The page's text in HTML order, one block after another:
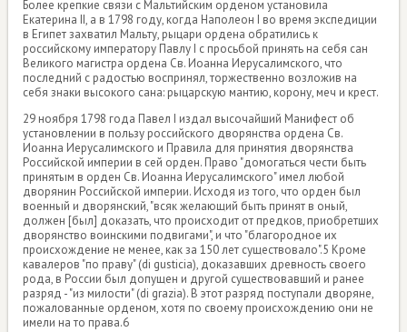
Более крепкие связи с Мальтийским орденом установила
Екатерина II, а в 1798 году, когда Наполеон I во время экспедиции
в Египет захватил Мальту, рыцари ордена обратились к
российскому императору Павлу I с просьбой принять на себя сан
Великого магистра ордена Св. Иоанна Иерусалимского, что
последний с радостью воспринял, торжественно возложив на
себя знаки высокого сана: рыцарскую мантию, корону, меч и крест.
29 ноября 1798 года Павел I издал высочайший Манифест об
установлении в пользу российского дворянства ордена Св.
Иоанна Иерусалимского и Правила для принятия дворянства
Российской империи в сей орден. Право "домогаться чести быть
принятым в орден Св. Иоанна Иерусалимского" имел любой
дворянин Российской империи. Исходя из того, что орден был
военный и дворянский, "всяк желающий быть принят в оный,
должен [был] доказать, что происходит от предков, приобретших
дворянство воинскими подвигами", и что "благородное их
происхождение не менее, как за 150 лет существовало".5 Кроме
кавалеров "по праву" (di gusticia), доказавших древность своего
рода, в России был допущен и другой существовавший и ранее
разряд - "из милости" (di grazia). В этот разряд поступали дворяне,
пожалованные орденом, хотя по своему происхождению они не
имели на то права.6